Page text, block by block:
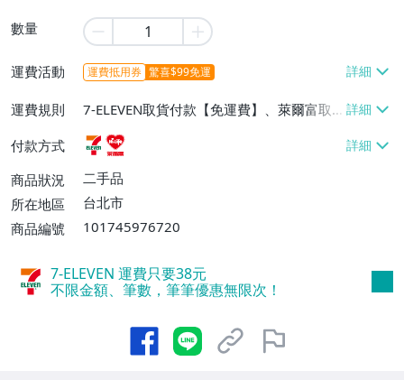
數量
運費活動 運費抵用券 驚喜$99免運
運費規則
7-ELEVEN取貨付款【免運費】、萊爾富取
貨付款【免運費】
付款方式
商品狀況
二手品
所在地區
台北市
商品編號
101745976720
7-ELEVEN 運費只要38元
不限金額、筆數，筆筆優惠無限次！